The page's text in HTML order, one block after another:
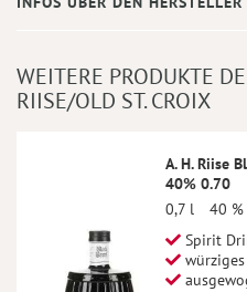
WEITERE PRODUKTE
RIISE/OLD ST. CROIX
A. H. Riise
40% 0.70
0,7 l
40 %
Spirit